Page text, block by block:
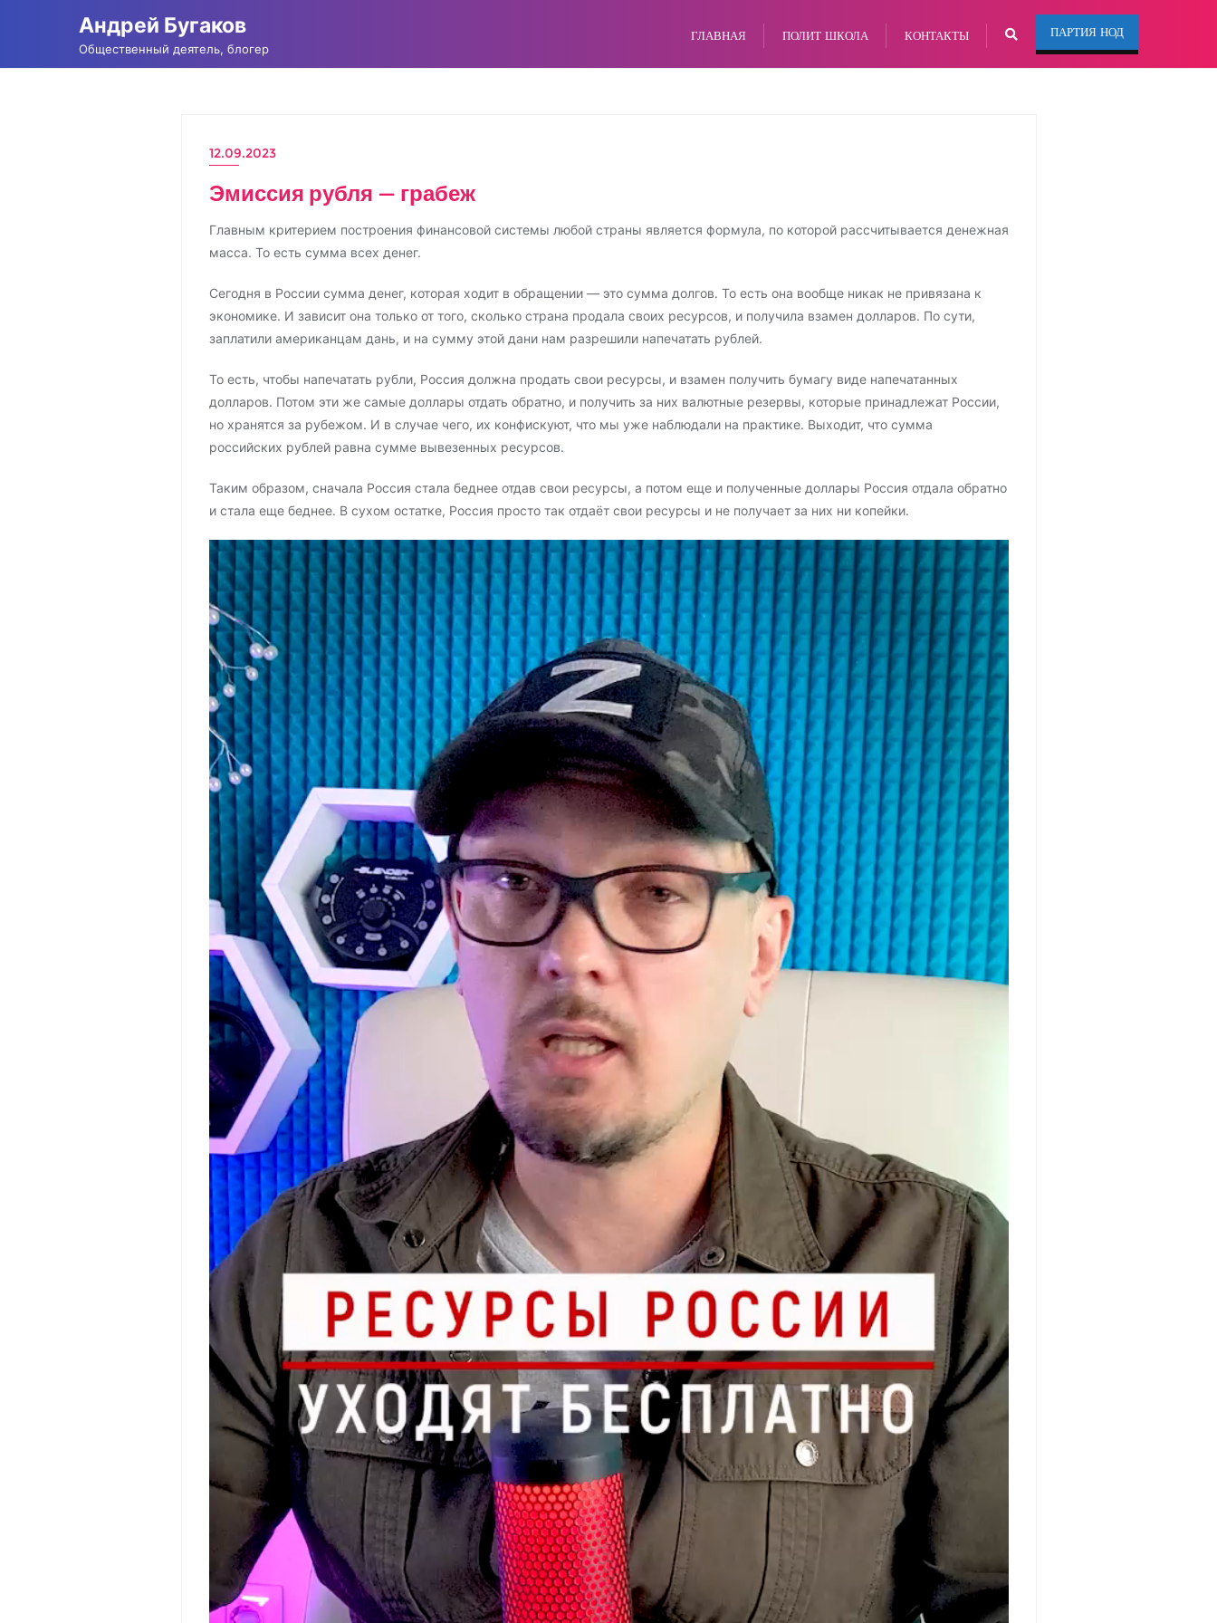
содержимому
Андрей Бугаков
Общественный деятель, блогер
ГЛАВНАЯ ПОЛИТ ШКОЛА КОНТАКТЫ ПАРТИЯ НОД
12.09.2023
Эмиссия рубля — грабеж
Главным критерием построения финансовой системы любой страны является формула, по которой рассчитывается денежная
масса. То есть сумма всех денег.
Сегодня в России сумма денег, которая ходит в обращении — это сумма долгов. То есть она вообще никак не привязана к
экономике. И зависит она только от того, сколько страна продала своих ресурсов, и получила взамен долларов. По сути,
заплатили американцам дань, и на сумму этой дани нам разрешили напечатать рублей.
То есть, чтобы напечатать рубли, Россия должна продать свои ресурсы, и взамен получить бумагу виде напечатанных
долларов. Потом эти же самые доллары отдать обратно, и получить за них валютные резервы, которые принадлежат России,
но хранятся за рубежом. И в случае чего, их конфискуют, что мы уже наблюдали на практике. Выходит, что сумма
российских рублей равна сумме вывезенных ресурсов.
Таким образом, сначала Россия стала беднее отдав свои ресурсы, а потом еще и полученные доллары Россия отдала обратно
и стала еще беднее. В сухом остатке, Россия просто так отдаёт свои ресурсы и не получает за них ни копейки.